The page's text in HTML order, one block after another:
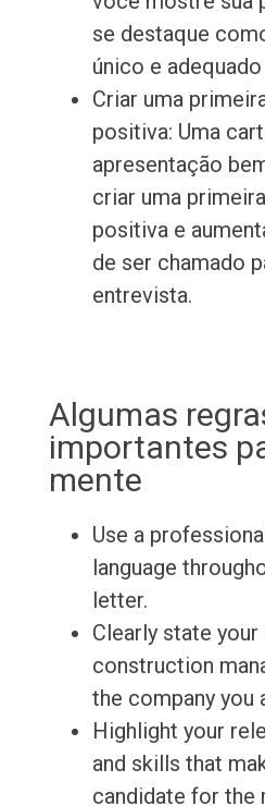
se destaque
único e
Criar uma
positiva: Uma
apresentação
criar uma
positiva e
de ser chamado
entrevista.
Algumas
importantes
mente
Use a
language
letter.
Clearly state
construction
the company you
Highlight your
and skills that
candidate for the